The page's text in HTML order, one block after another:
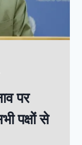
पर
पक्षों से